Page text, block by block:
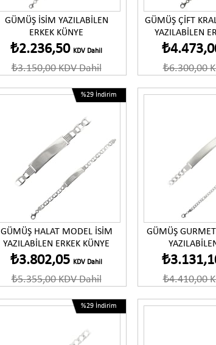
GÜMÜŞ İSİM YAZILABİLEN
ERKEK KÜNYE
₺2.236,50 KDV Dahil
₺3.150,00KDV Dahil
GÜMÜŞ ÇİFT
YAZILABİLEN
₺6.300,00
GÜMÜŞ HALAT MODEL İSİM
YAZILABİLEN ERKEK KÜNYE
₺3.802,05 KDV Dahil
₺5.355,00KDV Dahil
%29 İndirim
GÜMÜŞ
₺4.410,00
Ürünü İncele
%29 İndirim